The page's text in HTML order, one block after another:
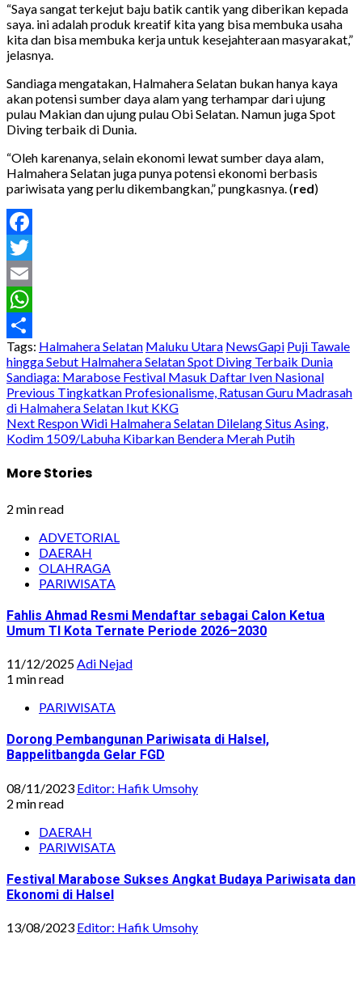
“Saya sangat terkejut baju batik cantik yang diberikan kepada
saya. ini adalah produk kreatif kita yang bisa membuka usaha
kita dan bisa membuka kerja untuk kesejahteraan masyarakat,”
jelasnya.
Sandiaga mengatakan, Halmahera Selatan bukan hanya kaya
akan potensi sumber daya alam yang terhampar dari ujung
pulau Makian dan ujung pulau Obi Selatan. Namun juga Spot
Diving terbaik di Dunia.
“Oleh karenanya, selain ekonomi lewat sumber daya alam,
Halmahera Selatan juga punya potensi ekonomi berbasis
pariwisata yang perlu dikembangkan,” pungkasnya. (red)
Facebook
Twitter
Email
WhatsApp
Share
Tags: Halmahera Selatan Maluku Utara NewsGapi Puji Tawale
hingga Sebut Halmahera Selatan Spot Diving Terbaik Dunia
Sandiaga: Marabose Festival Masuk Daftar Iven Nasional
Post
navigation
Previous Tingkatkan Profesionalisme, Ratusan Guru Madrasah
di Halmahera Selatan Ikut KKG
Next Respon Widi Halmahera Selatan Dilelang Situs Asing,
Kodim 1509/Labuha Kibarkan Bendera Merah Putih
More Stories
2 min read
ADVETORIAL
DAERAH
OLAHRAGA
PARIWISATA
Fahlis Ahmad Resmi Mendaftar sebagai Calon Ketua
Umum TI Kota Ternate Periode 2026–2030
11/12/2025Adi Nejad
1 min read
PARIWISATA
Dorong Pembangunan Pariwisata di Halsel,
Bappelitbangda Gelar FGD
08/11/2023 Editor: Hafik Umsohy
2 min read
DAERAH
PARIWISATA
Festival Marabose Sukses Angkat Budaya Pariwisata dan
Ekonomi di Halsel
13/08/2023 Editor: Hafik Umsohy